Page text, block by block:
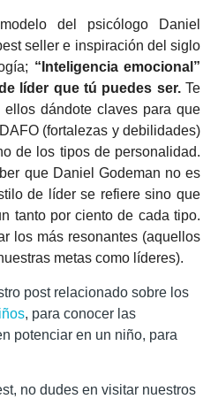
del psicólogo Daniel
seller e inspiración del siglo
“Inteligencia emocional”
líder que tú puedes ser.Te
dándote claves para que
(fortalezas y debilidades)
de los tipos de personalidad.
que Daniel Godeman no es
de líder se refiere sino que
tanto por ciento de cada tipo.
los más resonantes (aquellos
metas como líderes).
post relacionado sobre los
, para conocer las
potenciar en un niño, para
no dudes en visitar nuestros